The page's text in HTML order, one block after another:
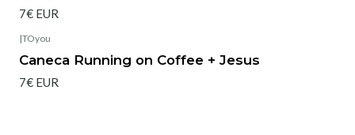
7€ EUR
|TOyou
Caneca Running on Coffee + Jesus
7€ EUR